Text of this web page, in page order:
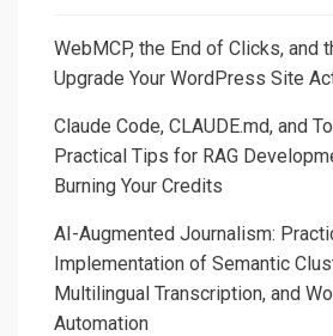
WebMCP, the End of Clicks, and
Upgrade Your WordPress Site
Claude Code, CLAUDE.md, and
Practical Tips for RAG
Burning Your Credits
AI-Augmented Journalism:
Implementation of Semantic
Multilingual Transcription, and
Automation